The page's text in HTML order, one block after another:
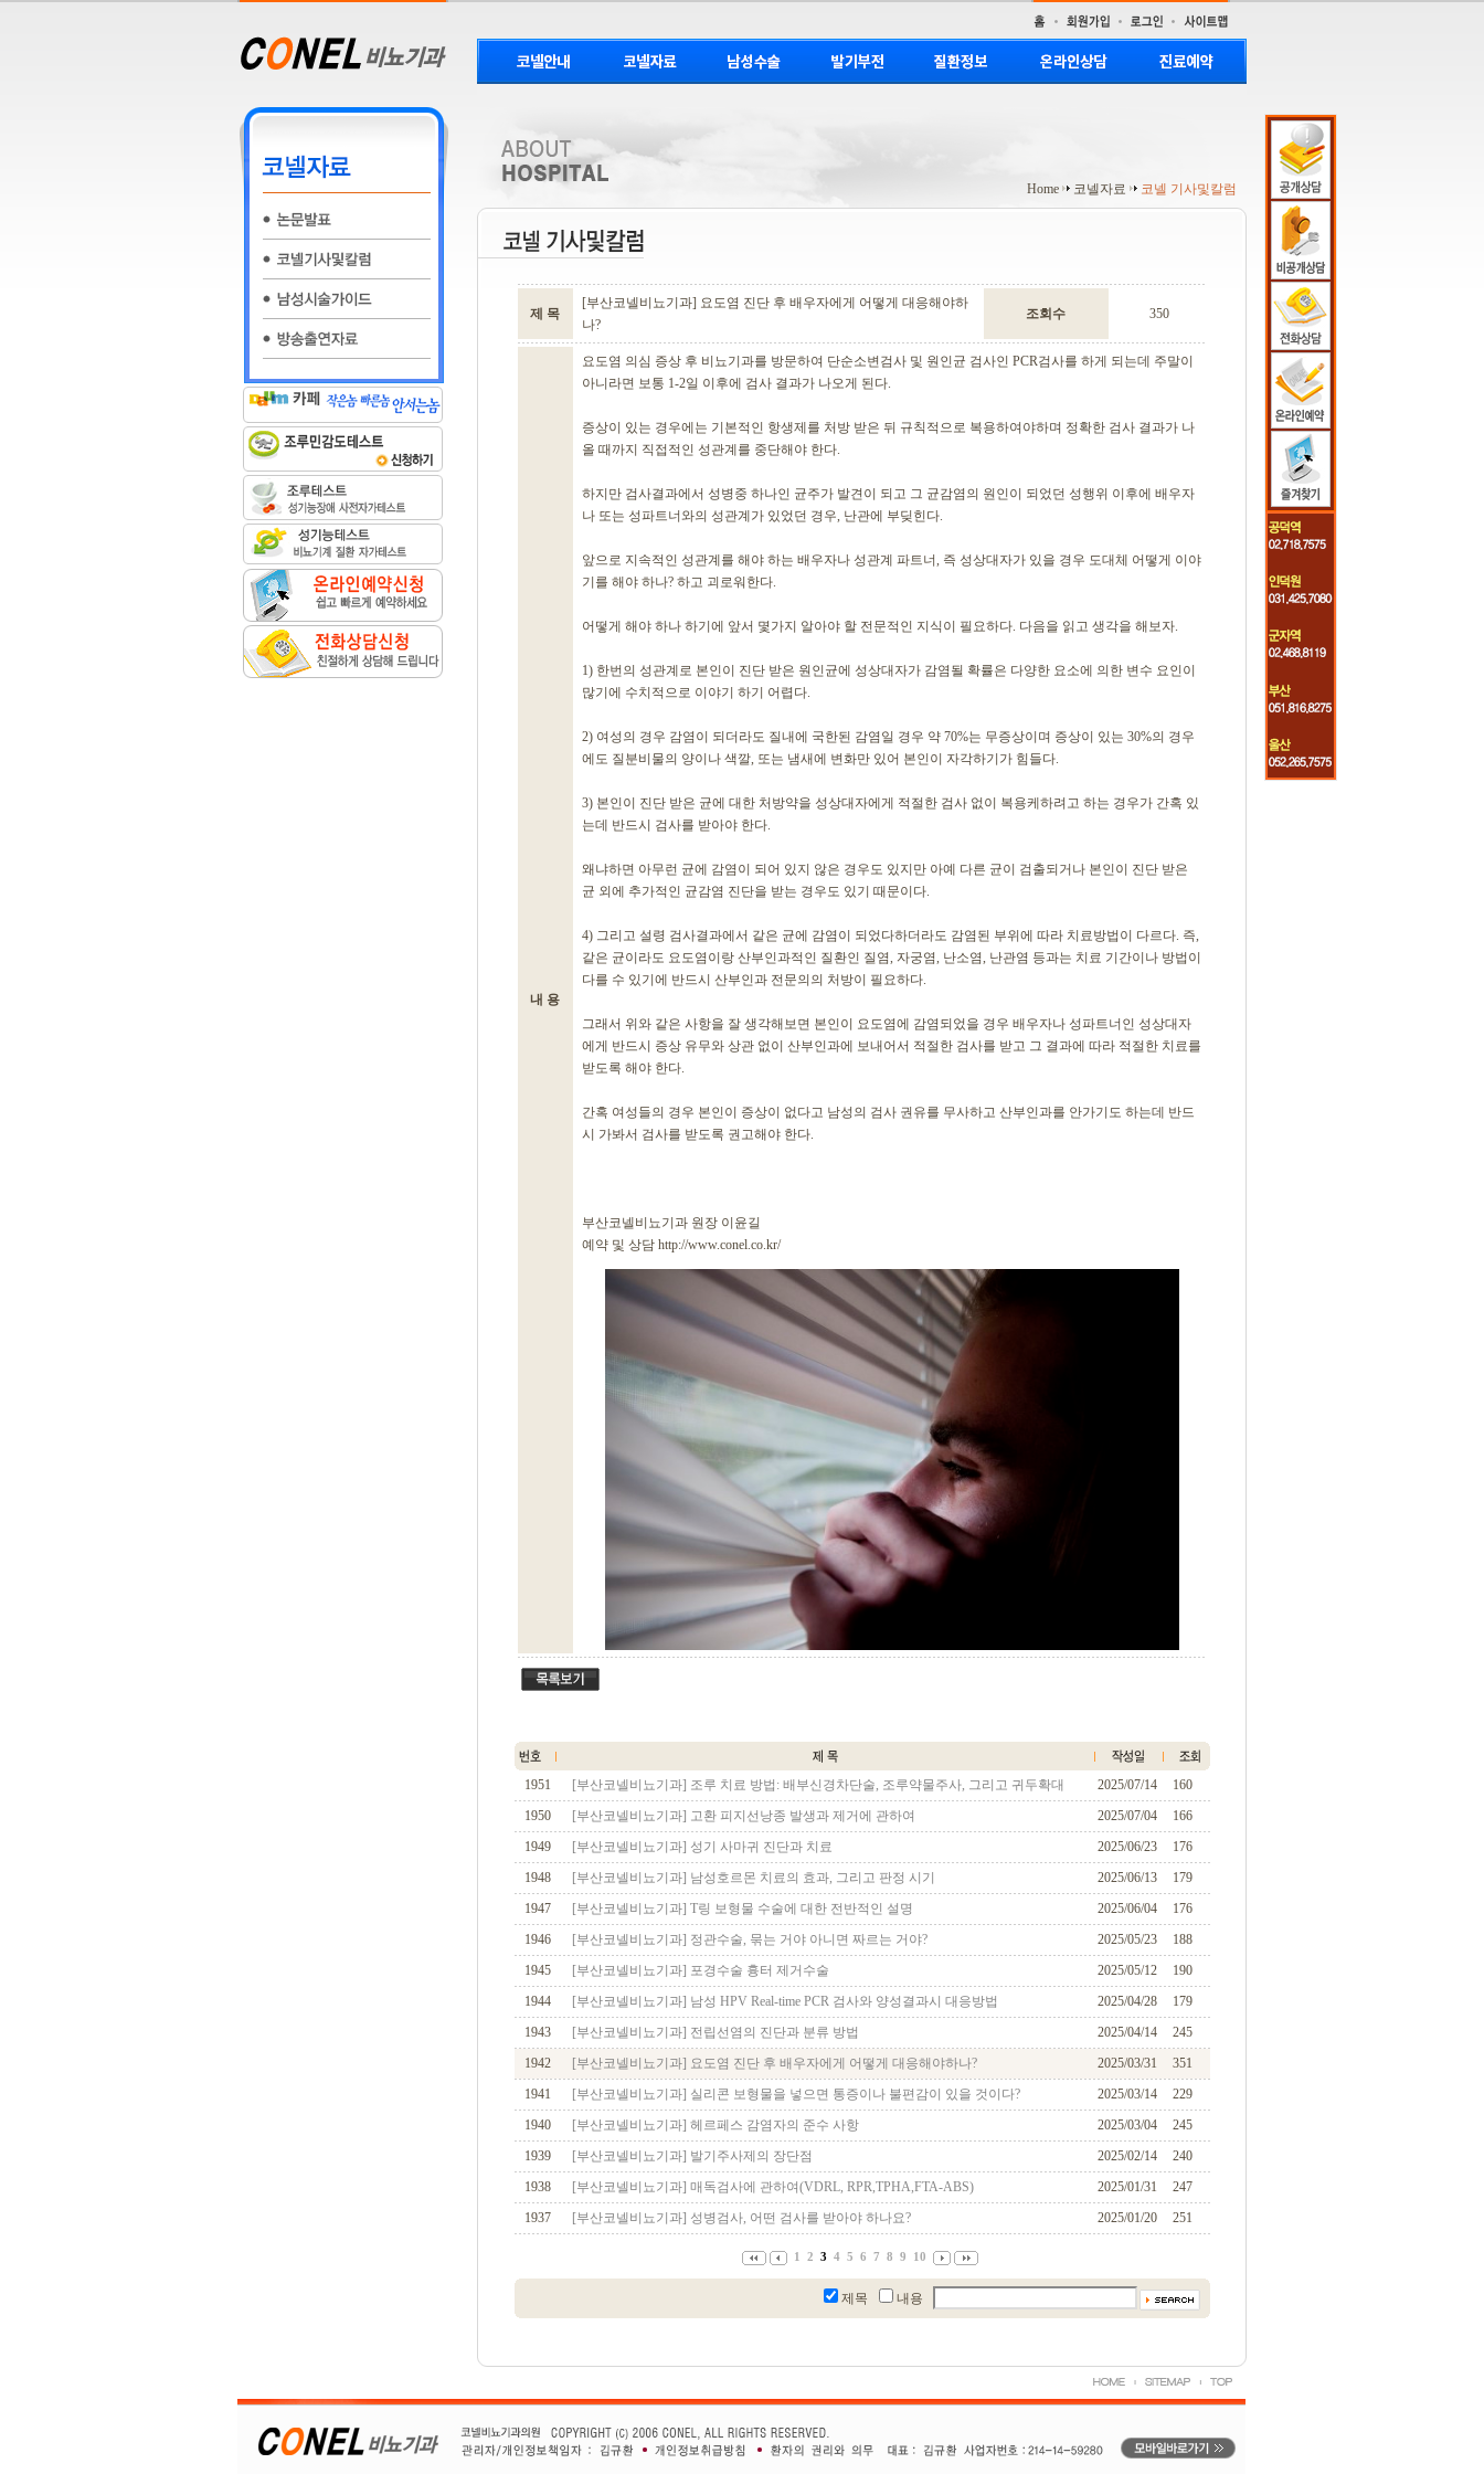
Home 코넬자료 코넬 기사및칼럼
제 목
[부산코넬비뇨기과] 요도염 진단 후 배우자에게 어떻게 대응해야하
나?
조회수 350
내 용
요도염 의심 증상 후 비뇨기과를 방문하여 단순소변검사 및 원인균 검사인 PCR검사를 하게 되는데 주말이
아니라면 보통 1-2일 이후에 검사 결과가 나오게 된다.
증상이 있는 경우에는 기본적인 항생제를 처방 받은 뒤 규칙적으로 복용하여야하며 정확한 검사 결과가 나
올 때까지 직접적인 성관계를 중단해야 한다.
하지만 검사결과에서 성병중 하나인 균주가 발견이 되고 그 균감염의 원인이 되었던 성행위 이후에 배우자
나 또는 성파트너와의 성관계가 있었던 경우, 난관에 부딪힌다.
앞으로 지속적인 성관계를 해야 하는 배우자나 성관계 파트너, 즉 성상대자가 있을 경우 도대체 어떻게 이야
기를 해야 하나? 하고 괴로워한다.
어떻게 해야 하나 하기에 앞서 몇가지 알아야 할 전문적인 지식이 필요하다. 다음을 읽고 생각을 해보자.
1) 한번의 성관계로 본인이 진단 받은 원인균에 성상대자가 감염될 확률은 다양한 요소에 의한 변수 요인이
많기에 수치적으로 이야기 하기 어렵다.
2) 여성의 경우 감염이 되더라도 질내에 국한된 감염일 경우 약 70%는 무증상이며 증상이 있는 30%의 경우
에도 질분비물의 양이나 색깔, 또는 냄새에 변화만 있어 본인이 자각하기가 힘들다.
3) 본인이 진단 받은 균에 대한 처방약을 성상대자에게 적절한 검사 없이 복용케하려고 하는 경우가 간혹 있
는데 반드시 검사를 받아야 한다.
왜냐하면 아무런 균에 감염이 되어 있지 않은 경우도 있지만 아예 다른 균이 검출되거나 본인이 진단 받은
균 외에 추가적인 균감염 진단을 받는 경우도 있기 때문이다.
4) 그리고 설령 검사결과에서 같은 균에 감염이 되었다하더라도 감염된 부위에 따라 치료방법이 다르다. 즉,
같은 균이라도 요도염이랑 산부인과적인 질환인 질염, 자궁염, 난소염, 난관염 등과는 치료 기간이나 방법이
다를 수 있기에 반드시 산부인과 전문의의 처방이 필요하다.
그래서 위와 같은 사항을 잘 생각해보면 본인이 요도염에 감염되었을 경우 배우자나 성파트너인 성상대자
에게 반드시 증상 유무와 상관 없이 산부인과에 보내어서 적절한 검사를 받고 그 결과에 따라 적절한 치료를
받도록 해야 한다.
간혹 여성들의 경우 본인이 증상이 없다고 남성의 검사 권유를 무사하고 산부인과를 안가기도 하는데 반드
시 가봐서 검사를 받도록 권고해야 한다.
부산코넬비뇨기과 원장 이윤길
예약 및 상담 http://www.conel.co.kr/
1951 [부산코넬비뇨기과] 조루 치료 방법: 배부신경차단술, 조루약물주사, 그리고 귀두확대 2025/07/14
160
1950
[부산코넬비뇨기과] 고환 피지선낭종 발생과 제거에 관하여 2025/07/04
166
1949
[부산코넬비뇨기과] 성기 사마귀 진단과 치료 2025/06/23
176
1948
[부산코넬비뇨기과] 남성호르몬 치료의 효과, 그리고 판정 시기 2025/06/13
179
1947
[부산코넬비뇨기과] T링 보형물 수술에 대한 전반적인 설명 2025/06/04
176
1946
[부산코넬비뇨기과] 정관수술, 묶는 거야 아니면 짜르는 거야? 2025/05/23
188
1945
[부산코넬비뇨기과] 포경수술 흉터 제거수술 2025/05/12
190
1944
[부산코넬비뇨기과] 남성 HPV Real-time PCR 검사와 양성결과시 대응방법 2025/04/28
179
1943
[부산코넬비뇨기과] 전립선염의 진단과 분류 방법 2025/04/14
245
1942
[부산코넬비뇨기과] 요도염 진단 후 배우자에게 어떻게 대응해야하나? 2025/03/31
351
1941
[부산코넬비뇨기과] 실리콘 보형물을 넣으면 통증이나 불편감이 있을 것이다? 2025/03/14
229
1940
[부산코넬비뇨기과] 헤르페스 감염자의 준수 사항 2025/03/04
245
1939
[부산코넬비뇨기과] 발기주사제의 장단점 2025/02/14
240
1938
[부산코넬비뇨기과] 매독검사에 관하여(VDRL, RPR,TPHA,FTA-ABS) 2025/01/31
247
1937
[부산코넬비뇨기과] 성병검사, 어떤 검사를 받아야 하나요? 2025/01/20 251
1 2 3 4 5 6 7 8 9 10
제목 내용